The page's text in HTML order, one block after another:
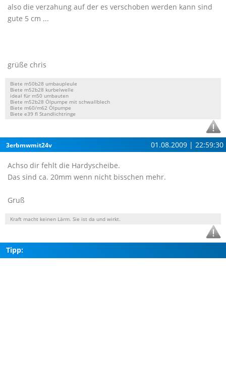
also die verzahung auf der es verschoben werden kann sind
gute 5 cm ...
grüße chris
Biete m50b28 umbaupleule
Biete m52b28 kurbelwelle
ideal für m50 umbauten
Biete m52b28 Ölpumpe mit schwallblech
Biete m60/m62 Ölpumpe
Biete e39 fl Standlichtringe
3erbmwmit24v 01.08.2009 | 22:59:30
Achso dir fehlt die Hardyscheibe.
Das sind ca. 20mm wenn nicht bisschen mehr.
Gruß
Kraft macht keinen Lärm. Sie ist da und wirkt.
Tipp: